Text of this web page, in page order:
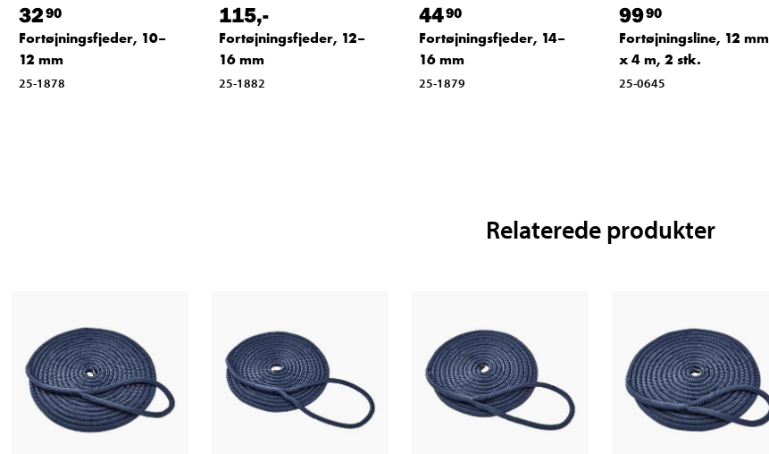
3290
Fortøjningsfjeder, 10–
12 mm
25-1878
115,-
Fortøjningsfjeder, 12–
16 mm
25-1882
4490
Fortøjningsfjeder, 14–
16 mm
25-1879
9990
Fortøjningsline, 12 mm
x 4 m, 2 stk.
25-0645
Relaterede produkter